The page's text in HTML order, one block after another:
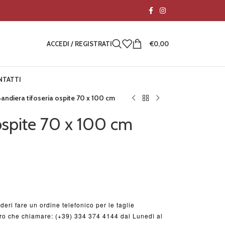
ACCEDI / REGISTRATI €0,00
tifoseria ospite 70 x 100 cm
70 x 100 cm
fare un ordine telefonico per le taglie
che chiamare: (+39) 334 374 4144 dal Lunedì al